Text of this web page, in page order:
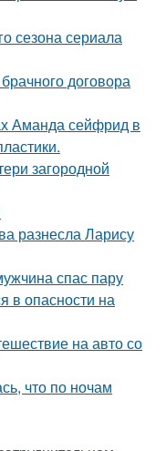
сезона сериала
договора
Аманда сейфрид в
загородной
разнесла Ларису
спас пару
в опасности на
на авто со
что по ночам